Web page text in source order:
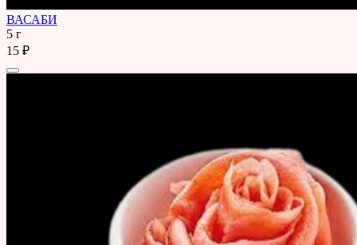
ВАСАБИ
5 г
15 ₽